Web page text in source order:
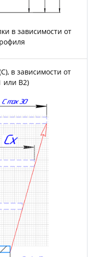
в зависимости от
в зависимости от
или B2)